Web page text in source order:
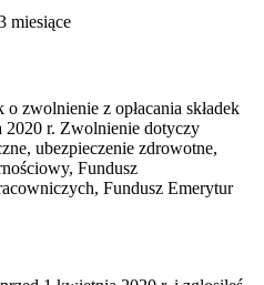
miesiące
zwolnienie z opłacania składek
2020 r. Zwolnienie dotyczy
ubezpieczenie zdrowotne,
Fundusz
Fundusz Emerytur